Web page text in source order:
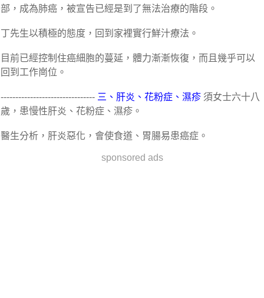
部，成為肺癌，被宣告已經是到了無法治療的階段。
丁先生以積極的態度，回到家裡實行鮮汁療法。
目前已經控制住癌細胞的蔓延，體力漸漸恢復，而且幾乎可以
回到工作崗位。
-------------------------------- 三、肝炎、花粉症、濕疹 須女士六十八
歲，患慢性肝炎、花粉症、濕疹。
醫生分析，肝炎惡化，會使食道、胃腸易患癌症。
sponsored ads